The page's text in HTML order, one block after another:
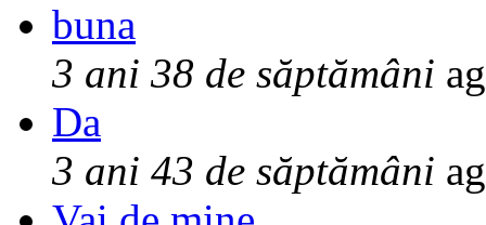
buna
3 ani 38 de săptămâni
Da
3 ani 43 de săptămâni